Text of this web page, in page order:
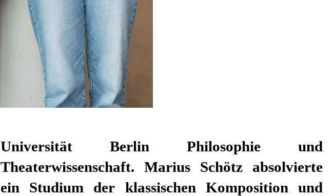
Universität Berlin Philosophie und